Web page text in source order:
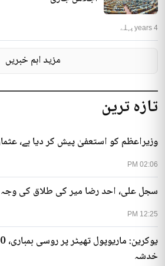
تازہ ترین
02:06 PM
وزیراعظم کو استعفیٰ پیش کر دیا ہے،
12:25 PM
سجل علی، احد رضا میر کی طلاق کی وجہ
خدشہ
4 years پہلے
مزید اہم خبریں